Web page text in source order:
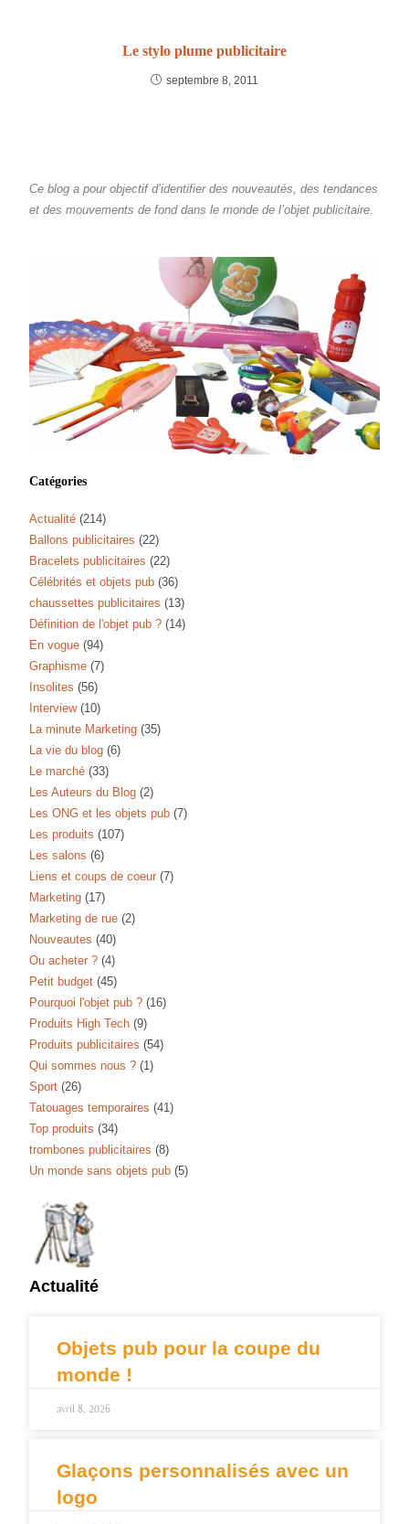
Le stylo plume publicitaire
septembre 8, 2011
Ce blog a pour objectif d’identifier des nouveautés, des tendances
et des mouvements de fond dans le monde de l’objet publicitaire.
Catégories
Actualité (214)
Ballons publicitaires (22)
Bracelets publicitaires (22)
Célébrités et objets pub (36)
chaussettes publicitaires (13)
Définition de l'objet pub ? (14)
En vogue (94)
Graphisme (7)
Insolites (56)
Interview (10)
La minute Marketing (35)
La vie du blog (6)
Le marché (33)
Les Auteurs du Blog (2)
Les ONG et les objets pub (7)
Les produits (107)
Les salons (6)
Liens et coups de coeur (7)
Marketing (17)
Marketing de rue (2)
Nouveautes (40)
Ou acheter ? (4)
Petit budget (45)
Pourquoi l'objet pub ? (16)
Produits High Tech (9)
Produits publicitaires (54)
Qui sommes nous ? (1)
Sport (26)
Tatouages temporaires (41)
Top produits (34)
trombones publicitaires (8)
Un monde sans objets pub (5)
Actualité
Objets pub pour la coupe du
monde !
avril 8, 2026
Glaçons personnalisés avec un
logo